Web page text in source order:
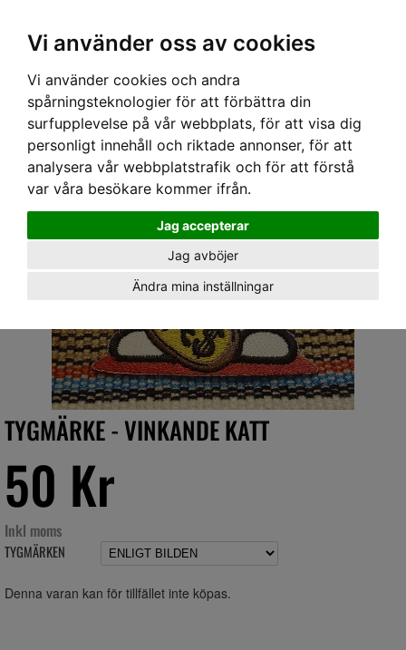
Vi använder oss av cookies
Vi använder cookies och andra
spårningsteknologier för att förbättra din
surfupplevelse på vår webbplats, för att visa dig
personligt innehåll och riktade annonser, för att
analysera vår webbplatstrafik och för att förstå
var våra besökare kommer ifrån.
Jag accepterar
Jag avböjer
Ändra mina inställningar
Hem› ACCESSOARER ›TYGMÄRKEN › TYGMÄRKE - VINKANDE KATT
TYGMÄRKE - VINKANDE KATT
50 Kr
Inkl moms
TYGMÄRKEN
Denna varan kan för tillfället inte köpas.